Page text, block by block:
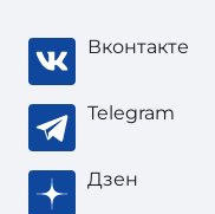
Вконтакте
Telegram
Дзен